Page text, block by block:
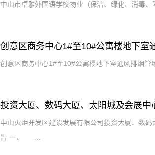
中山市卓雅外国语学校物业（保洁、绿化、消毒、
创意区商务中心1#至10#公寓楼地下室
创意区商务中心1#至10#公寓楼地下室通风排烟
投资大厦、数码大厦、太阳城及会展
中山火炬开发区建设发展有限公司投资大厦、数
告 一、 ...